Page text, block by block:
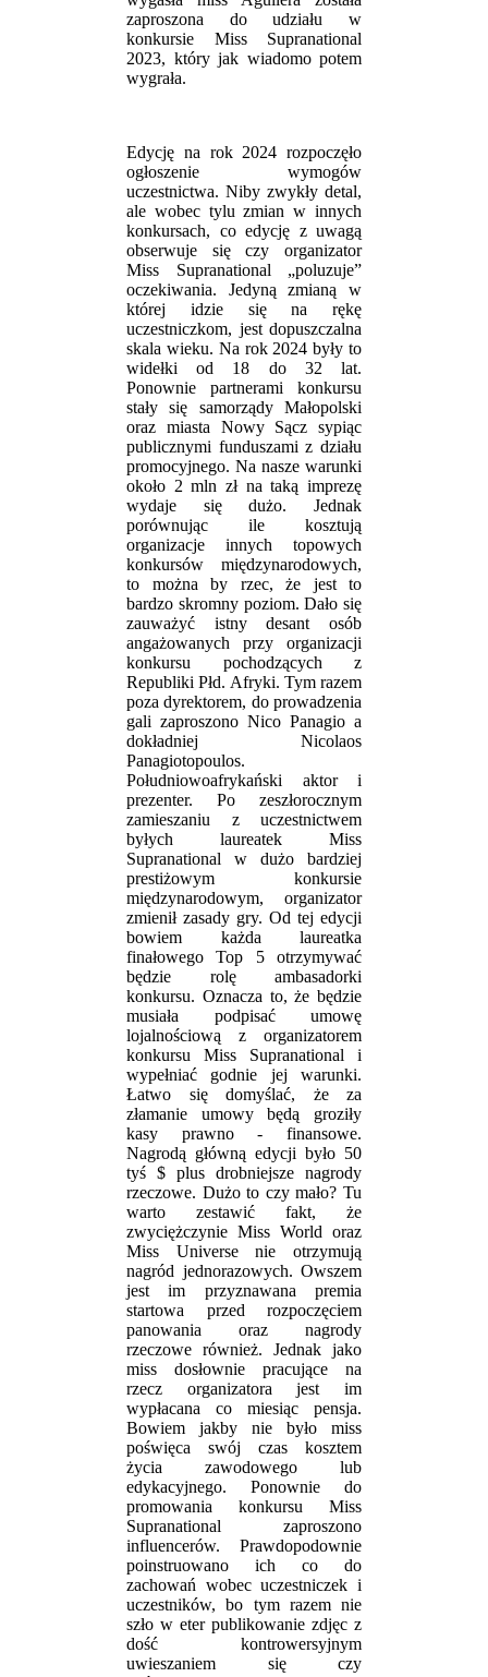
zaproszona do udziału w
konkursie Miss Supranational
2023, który jak wiadomo potem
wygrała.
Edycję na rok 2024 rozpoczęło
ogłoszenie wymogów
uczestnictwa. Niby zwykły detal,
ale wobec tylu zmian w innych
konkursach, co edycję z uwagą
obserwuje się czy organizator
Miss Supranational „poluzuje”
oczekiwania. Jedyną zmianą w
której idzie się na rękę
uczestniczkom, jest dopuszczalna
skala wieku. Na rok 2024 były to
widełki od 18 do 32 lat.
Ponownie partnerami konkursu
stały się samorządy Małopolski
oraz miasta Nowy Sącz sypiąc
publicznymi funduszami z działu
promocyjnego. Na nasze warunki
około 2 mln zł na taką imprezę
wydaje się dużo. Jednak
porównując ile kosztują
organizacje innych topowych
konkursów międzynarodowych,
to można by rzec, że jest to
bardzo skromny poziom. Dało się
zauważyć istny desant osób
angażowanych przy organizacji
konkursu pochodzących z
Republiki Płd. Afryki. Tym razem
poza dyrektorem, do prowadzenia
gali zaproszono Nico Panagio a
dokładniej Nicolaos
Panagiotopoulos.
Południowoafrykański aktor i
prezenter. Po zeszłorocznym
zamieszaniu z uczestnictwem
byłych laureatek Miss
Supranational w dużo bardziej
prestiżowym konkursie
międzynarodowym, organizator
zmienił zasady gry. Od tej edycji
bowiem każda laureatka
finałowego Top 5 otrzymywać
będzie rolę ambasadorki
konkursu. Oznacza to, że będzie
musiała podpisać umowę
lojalnościową z organizatorem
konkursu Miss Supranational i
wypełniać godnie jej warunki.
Łatwo się domyślać, że za
złamanie umowy będą groziły
kasy prawno - finansowe.
Nagrodą główną edycji było 50
tyś $ plus drobniejsze nagrody
rzeczowe. Dużo to czy mało? Tu
warto zestawić fakt, że
zwyciężczynie Miss World oraz
Miss Universe nie otrzymują
nagród jednorazowych. Owszem
jest im przyznawana premia
startowa przed rozpoczęciem
panowania oraz nagrody
rzeczowe również. Jednak jako
miss dosłownie pracujące na
rzecz organizatora jest im
wypłacana co miesiąc pensja.
Bowiem jakby nie było miss
poświęca swój czas kosztem
życia zawodowego lub
edykacyjnego. Ponownie do
promowania konkursu Miss
Supranational zaproszono
influencerów. Prawdopodownie
poinstruowano ich co do
zachowań wobec uczestniczek i
uczestników, bo tym razem nie
szło w eter publikowanie zdjęc z
dość kontrowersyjnym
uwieszaniem się czy